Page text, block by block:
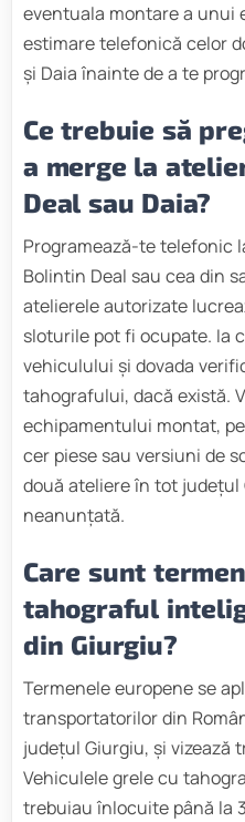
eventuala montare a unui
estimare telefonică celor
și Daia înainte de a te
Ce trebuie să
a merge la
Deal sau Daia?
Programează-te telefonic
Bolintin Deal sau cea din
atelierele autorizate
sloturile pot fi ocupate. Ia
vehiculului și dovada
tahografului, dacă există.
echipamentului montat,
cer piese sau versiuni de
două ateliere în tot județul
neanunțată.
Care sunt
tahograful
din Giurgiu?
Termenele europene se
transportatorilor din
județul Giurgiu, și vizează
Vehiculele grele cu
trebuiau înlocuite până la